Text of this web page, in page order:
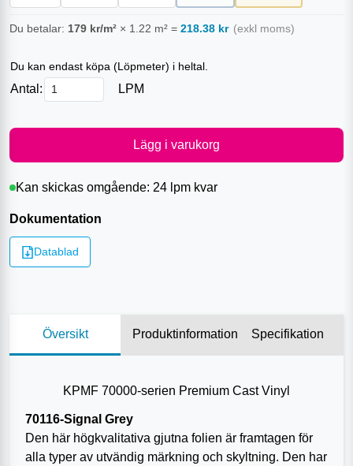
Du betalar: 179 kr/m² × 1.22 m² = 218.38 kr (exkl moms)
Du kan endast köpa (Löpmeter) i heltal.
Antal: LPM
Lägg i varukorg
Kan skickas omgående: 24 lpm kvar
Dokumentation
Datablad
Översikt Produktinformation Specifikation
KPMF 70000-serien Premium Cast Vinyl
70116-Signal Grey
Den här högkvalitativa gjutna folien är framtagen för
alla typer av utvändig märkning och skyltning. Den har